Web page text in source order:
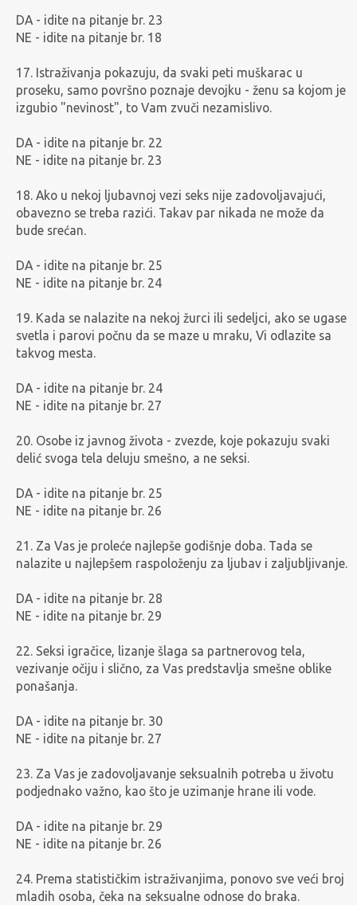
DA - idite na pitanje br. 23
NE - idite na pitanje br. 18
17. Istraživanja pokazuju, da svaki peti muškarac u
proseku, samo površno poznaje devojku - ženu sa kojom je
izgubio "nevinost", to Vam zvuči nezamislivo.
DA - idite na pitanje br. 22
NE - idite na pitanje br. 23
18. Ako u nekoj ljubavnoj vezi seks nije zadovoljavajući,
obavezno se treba razići. Takav par nikada ne može da
bude srećan.
DA - idite na pitanje br. 25
NE - idite na pitanje br. 24
19. Kada se nalazite na nekoj žurci ili sedeljci, ako se ugase
svetla i parovi počnu da se maze u mraku, Vi odlazite sa
takvog mesta.
DA - idite na pitanje br. 24
NE - idite na pitanje br. 27
20. Osobe iz javnog života - zvezde, koje pokazuju svaki
delić svoga tela deluju smešno, a ne seksi.
DA - idite na pitanje br. 25
NE - idite na pitanje br. 26
21. Za Vas je proleće najlepše godišnje doba. Tada se
nalazite u najlepšem raspoloženju za ljubav i zaljubljivanje.
DA - idite na pitanje br. 28
NE - idite na pitanje br. 29
22. Seksi igračice, lizanje šlaga sa partnerovog tela,
vezivanje očiju i slično, za Vas predstavlja smešne oblike
ponašanja.
DA - idite na pitanje br. 30
NE - idite na pitanje br. 27
23. Za Vas je zadovoljavanje seksualnih potreba u životu
podjednako važno, kao što je uzimanje hrane ili vode.
DA - idite na pitanje br. 29
NE - idite na pitanje br. 26
24. Prema statističkim istraživanjima, ponovo sve veći broj
mladih osoba, čeka na seksualne odnose do braka.